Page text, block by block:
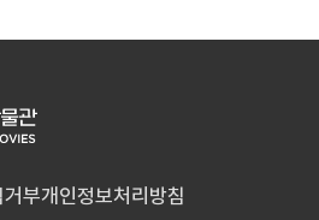
부개인정보처리방침